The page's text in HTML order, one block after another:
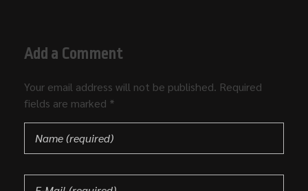
Add a Comment
Your email address will not be published. Required
fields are marked *